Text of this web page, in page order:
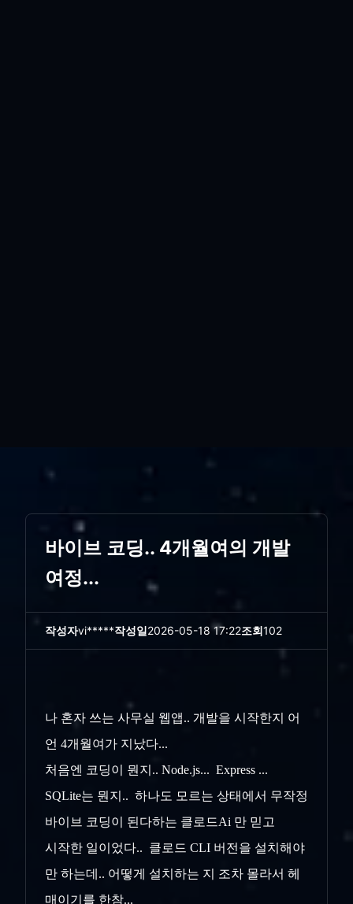
바이브 코딩.. 4개월여의 개발
여정...
작성자vi*****작성일2026-05-18 17:22조회102
나 혼자 쓰는 사무실 웹앱.. 개발을 시작한지 어
언 4개월여가 지났다...
처음엔 코딩이 뭔지.. Node.js... Express ...
SQLite는 뭔지.. 하나도 모르는 상태에서 무작정
바이브 코딩이 된다하는 클로드Ai 만 믿고
시작한 일이었다.. 클로드 CLI 버전을 설치해야
만 하는데.. 어떻게 설치하는 지 조차 몰라서 헤
매이기를 한참...